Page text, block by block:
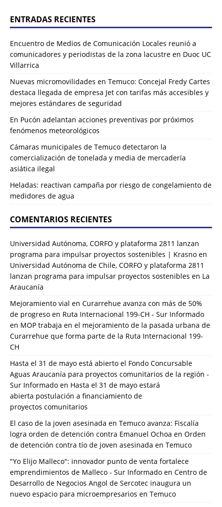
ENTRADAS RECIENTES
Encuentro de Medios de Comunicación Locales reunió a
comunicadores y periodistas de la zona lacustre en Duoc UC
Villarrica
Nuevas micromovilidades en Temuco: Concejal Fredy Cartes
destaca llegada de empresa Jet con tarifas más accesibles y
mejores estándares de seguridad
En Pucón adelantan acciones preventivas por próximos
fenómenos meteorológicos
Cámaras municipales de Temuco detectaron la
comercialización de tonelada y media de mercadería
asiática ilegal
Heladas: reactivan campaña por riesgo de congelamiento de
medidores de agua
COMENTARIOS RECIENTES
Universidad Autónoma, CORFO y plataforma 2811 lanzan
programa para impulsar proyectos sostenibles | Krasno en
Universidad Autónoma de Chile, CORFO y plataforma 2811
lanzan programa para impulsar proyectos sostenibles en La
Araucanía
Mejoramiento vial en Curarrehue avanza con más de 50%
de progreso en Ruta Internacional 199-CH - Sur Informado
en MOP trabaja en el mejoramiento de la pasada urbana de
Curarrehue que forma parte de la Ruta Internacional 199-
CH
Hasta el 31 de mayo está abierto el Fondo Concursable
Aguas Araucanía para proyectos comunitarios de la región -
Sur Informado en Hasta el 31 de mayo estará
abierta postulación a financiamiento de
proyectos comunitarios
El caso de la joven asesinada en Temuco avanza: Fiscalía
logra orden de detención contra Emanuel Ochoa en Orden
de detención contra tío de joven asesinada en Temuco
"Yo Elijo Malleco": innovador punto de venta fortalece
emprendimientos de Malleco - Sur Informado en Centro de
Desarrollo de Negocios Angol de Sercotec inaugura un
nuevo espacio para microempresarios en Temuco